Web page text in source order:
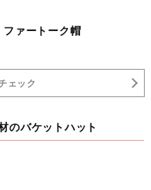
ァートーク帽
ェック
のバケットハット